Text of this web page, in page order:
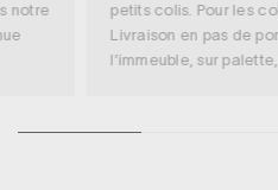
notre
petits colis. Pour les
Livraison en pas de
l’immeuble, sur